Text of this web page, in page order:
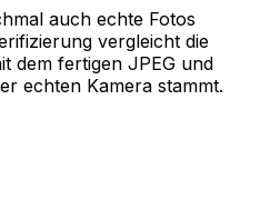
auch echte Fotos
vergleicht die
dem fertigen JPEG und
echten Kamera stammt.